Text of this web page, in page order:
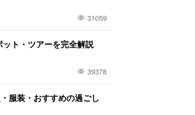
31059
ト・ツアーを完全解説
39378
服装・おすすめの過ごし